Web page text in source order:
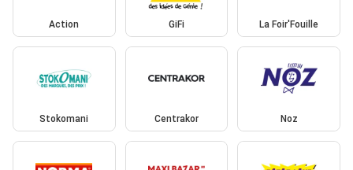
Action GiFi La Foir'Fouille
Stokomani Centrakor Noz